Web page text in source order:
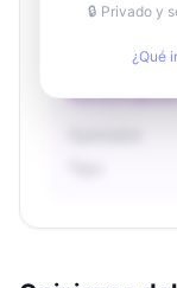
Región
🔒 Privado y
¿Qué